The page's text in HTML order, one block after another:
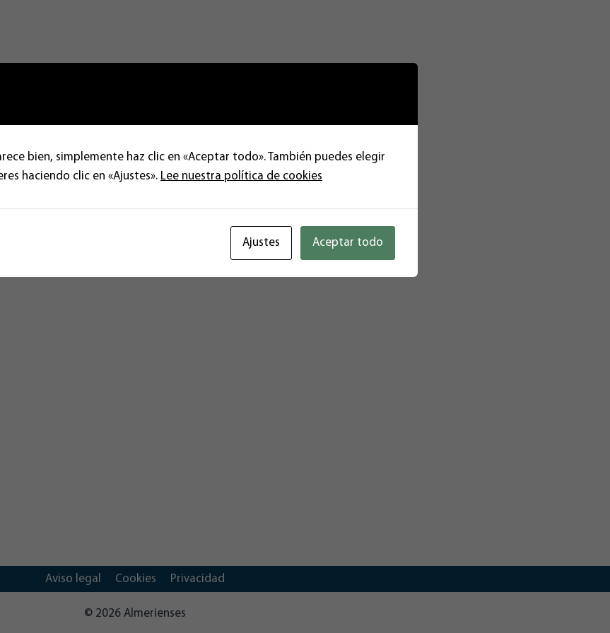
Aviso legal Cookies Privacidad
© 2026 Almerienses
bien, simplemente haz clic en «Aceptar todo». También puedes elegir
haciendo clic en «Ajustes». Lee nuestra política de cookies
Ajustes Aceptar todo